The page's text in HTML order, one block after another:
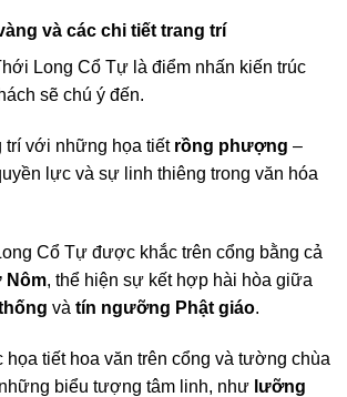
và các chi tiết trang trí
Long Cổ Tự là điểm nhấn kiến trúc
sẽ chú ý đến.
trí với những họa tiết rồng phượng –
lực và sự linh thiêng trong văn hóa
Cổ Tự được khắc trên cổng bằng cả
Nôm, thể hiện sự kết hợp hài hòa giữa
và tín ngưỡng Phật giáo.
họa tiết hoa văn trên cổng và tường chùa
biểu tượng tâm linh, như lưỡng